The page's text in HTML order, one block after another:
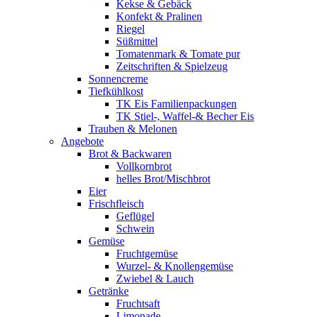
Kekse & Gebäck
Konfekt & Pralinen
Riegel
Süßmittel
Tomatenmark & Tomate pur
Zeitschriften & Spielzeug
Sonnencreme
Tiefkühlkost
TK Eis Familienpackungen
TK Stiel-, Waffel-& Becher Eis
Trauben & Melonen
Angebote
Brot & Backwaren
Vollkornbrot
helles Brot/Mischbrot
Eier
Frischfleisch
Geflügel
Schwein
Gemüse
Fruchtgemüse
Wurzel- & Knollengemüse
Zwiebel & Lauch
Getränke
Fruchtsaft